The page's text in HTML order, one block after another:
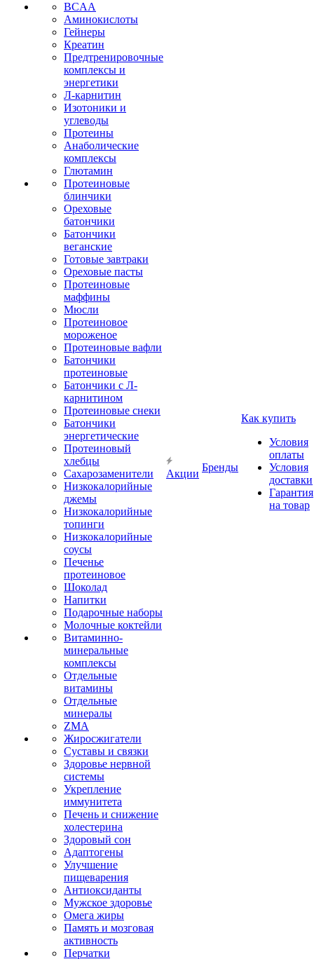
BCAA
Аминокислоты
Гейнеры
Креатин
Предтренировочные
комплексы и
энергетики
Л-карнитин
Изотоники и
углеводы
Протеины
Анаболические
комплексы
Глютамин
Протеиновые
блинчики
Ореховые
батончики
Батончики
веганские
Готовые завтраки
Ореховые пасты
Протеиновые
маффины
Мюсли
Протеиновое
мороженое
Протеиновые вафли
Батончики
протеиновые
Батончики с Л-
карнитином
Протеиновые снеки
Батончики
энергетические
Протеиновый
хлебцы
Сахарозаменители
Низкокалорийные
джемы
Низкокалорийные
топинги
Низкокалорийные
соусы
Печенье
протеиновое
Шоколад
Напитки
Подарочные наборы
Молочные коктейли
Витаминно-
минеральные
комплексы
Отдельные
витамины
Отдельные
минералы
ZMA
Жиросжигатели
Суставы и связки
Здоровье нервной
системы
Укрепление
иммунитета
Печень и снижение
холестерина
Здоровый сон
Адаптогены
Улучшение
пищеварения
Антиоксиданты
Мужское здоровье
Омега жиры
Память и мозговая
активность
Перчатки
Акции
Бренды
Как купить
Условия
оплаты
Условия
доставки
Гарантия
на товар